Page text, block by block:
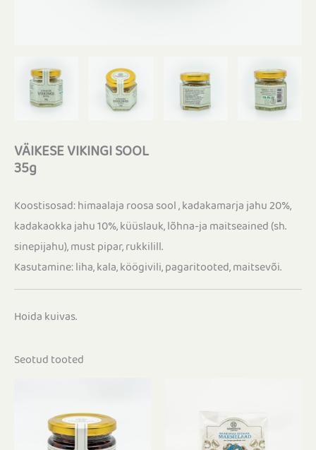
VÄIKESE VIKINGI SOOL
35g
Koostisosad: himaalaja roosa sool , kadakamarja jahu 20%,
kadakaokka jahu 10%, küüslauk, lõhna-ja maitseained (sh.
sinepijahu), must pipar, rukkilill.
Kasutamine: liha, kala, köögivili, pagaritooted, maitsevõi.
Hoida kuivas.
Seotud tooted